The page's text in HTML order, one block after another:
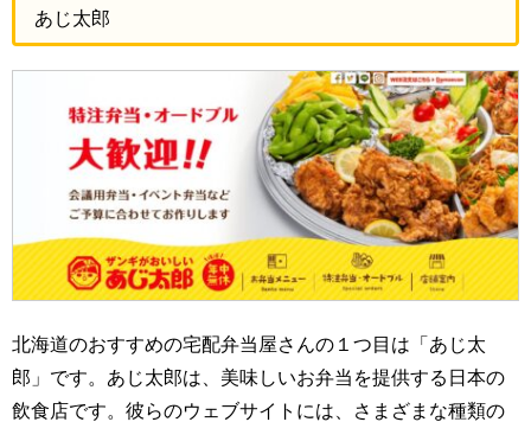
あじ太郎
北海道のおすすめの宅配弁当屋さんの１つ目は「あじ太
郎」です。あじ太郎は、美味しいお弁当を提供する日本の
飲食店です。彼らのウェブサイトには、さまざまな種類の